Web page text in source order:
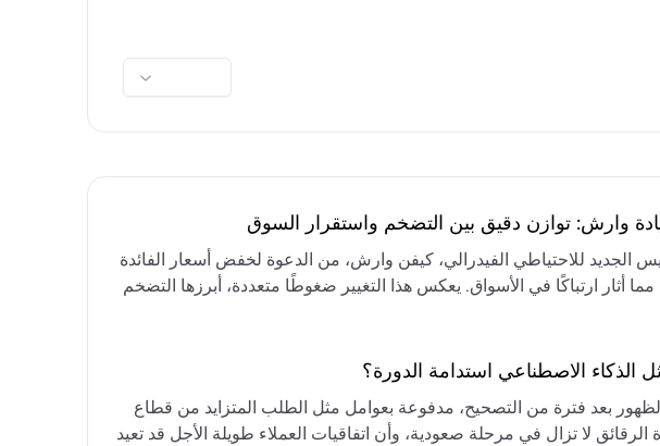
وارش: توازن دقيق بين التضخم واستقرار السوق
الجديد للاحتياطي الفيدرالي، كيفن وارش، من الدعوة لخفض أسعار الفائدة
أثار ارتباكًا في الأسواق. يعكس هذا التغيير ضغوطًا متعددة، أبرزها التضخم
الجيوسياسية في الشرق الأوسط، التي تقيد خيارات خفض الفائدة أو خفض
استقرار السوق.
الذكاء الاصطناعي استدامة الدورة؟
بعد فترة من التصحيح، مدفوعة بعوامل مثل الطلب المتزايد من قطاع
لا تزال في مرحلة صعودية، وأن اتفاقيات العملاء طويلة الأجل قد تعيد